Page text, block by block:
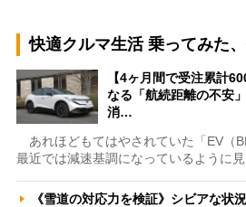
快適クルマ生活 乗ってみた
【4ヶ月間で受注累計
なる「航続距離の不安
消…
あれほどもてはやされていた「EV（
最近では減速基調になっているように
《雪道の対応力を検証》シビアな状